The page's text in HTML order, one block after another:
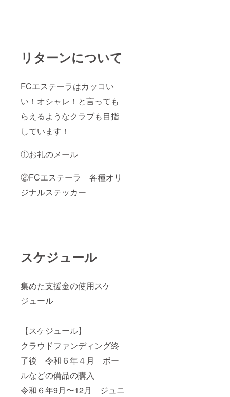
リターンについて
FCエステーラはカッコい
い！オシャレ！と言っても
らえるようなクラブも目指
しています！
①お礼のメール
②FCエステーラ 各種オリ
ジナルステッカー
スケジュール
集めた支援金の使用スケ
ジュール
【スケジュール】
クラウドファンディング終
了後 令和６年４月 ボー
ルなどの備品の購入
令和６年9月〜12月 ジュニ